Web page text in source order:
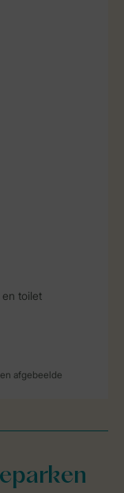
toilet
afgebeelde